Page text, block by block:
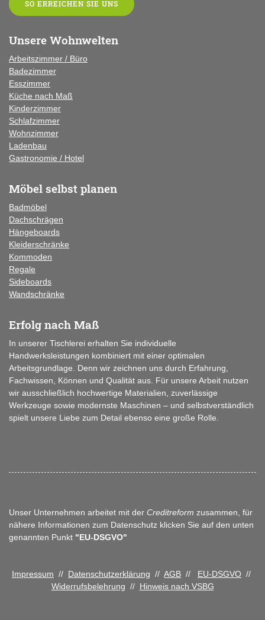
SO ERREICHEN SIE UNS
Unsere Wohnwelten
Arbeitszimmer / Büro
Badezimmer
Esszimmer
Küche nach Maß
Kinderzimmer
Schlafzimmer
Wohnzimmer
Ladenbau
Gastronomie / Hotel
Möbel selbst planen
Badmöbel
Dachschrägen
Hängeboards
Kleiderschränke
Kommoden
Regale
Sideboards
Wandschränke
Erfolg nach Maß
In unserer Tischlerei erhalten Sie individuelle
Handwerksleistungen kombiniert mit einer optimalen
Arbeitsgrundlage. Denn wir zeichnen uns durch Erfahrung,
Fachwissen, Können und Qualität aus. Für unsere Arbeit nutzen
wir ausschließlich hochwertige Materialien, zuverlässige
Werkzeuge sowie modernste Maschinen – und selbstverständlich
spielt unsere Liebe zum Detail ebenso eine große Rolle.
Unser Unternehmen arbeitet mit der Creditreform zusammen, für
nähere Informationen zum Datenschutz klicken Sie auf den unten
genannten Punkt "EU-DSGVO"
Impressum // Datenschutzerklärung // AGB // EU-DSGVO //
Widerrufsbelehrung // Hinweis nach VSBG